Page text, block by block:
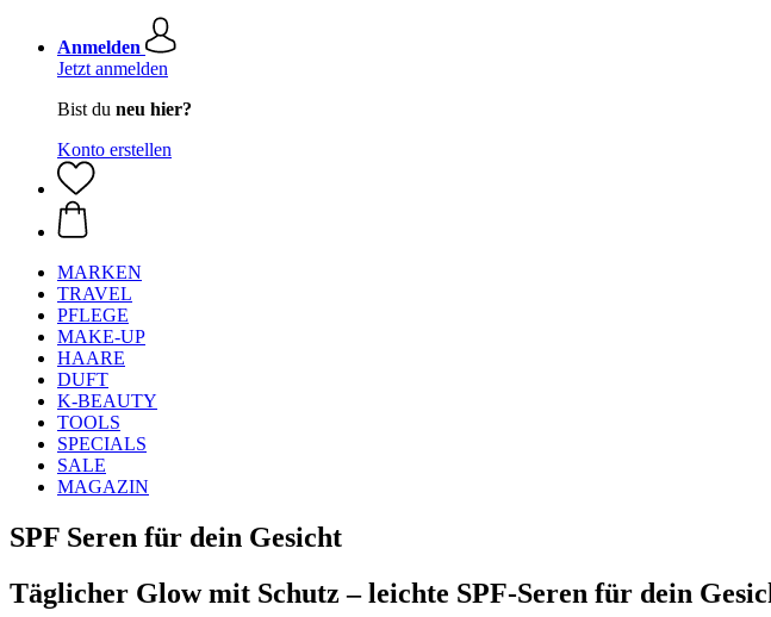
Anmelden
Jetzt anmelden
Bist du neu hier?
Konto erstellen
MARKEN
TRAVEL
PFLEGE
MAKE-UP
HAARE
DUFT
K-BEAUTY
TOOLS
SPECIALS
SALE
MAGAZIN
SPF Seren für dein Gesicht
Täglicher Glow mit Schutz – leichte SPF-Seren für dein